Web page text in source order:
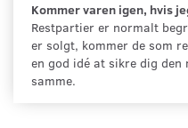
Kommer varen igen, hvis
Restpartier er normalt
er solgt, kommer de som
en god idé at sikre dig
samme.